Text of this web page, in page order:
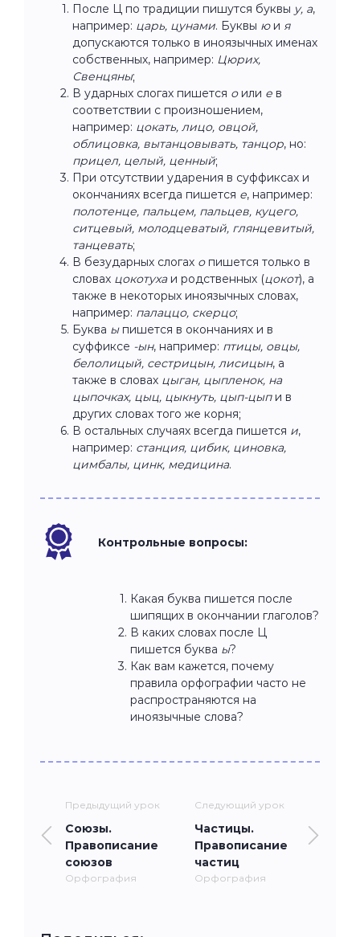
После Ц по традиции пишутся буквы у, а,
например: царь, цунами. Буквы юи я
допускаются только в иноязычных именах
собственных, например: Цюрих,
Свенцяны;
В ударных слогах пишется оили е в
соответствии с произношением,
например: цокать, лицо, овцой,
облицовка, вытанцовывать, танцор, но:
прицел, целый, ценный;
При отсутствии ударения в суффиксах и
окончаниях всегда пишется е, например:
полотенце, пальцем, пальцев, куцего,
ситцевый, молодцеватый, глянцевитый,
танцевать;
В безударных слогах опишется только в
словах цокотухаи родственных (цокот), а
также в некоторых иноязычных словах,
например: палаццо, скерцо;
Буква ыпишется в окончаниях и в
суффиксе -ын, например: птицы, овцы,
белолицый, сестрицын, лисицын, а
также в словах цыган, цыпленок, на
цыпочках, цыц, цыкнуть, цып-цыпи в
других словах того же корня;
В остальных случаях всегда пишется и,
например: станция, цибик, циновка,
цимбалы, цинк, медицина.
Контрольные вопросы:
Какая буква пишется после
шипящих в окончании глаголов?
В каких словах после Ц
пишется буква ы?
Как вам кажется, почему
правила орфографии часто не
распространяются на
иноязычные слова?
Предыдущий урок
Союзы.
Правописание
союзов
Орфография
Следующий урок
Частицы.
Правописание
частиц
Орфография